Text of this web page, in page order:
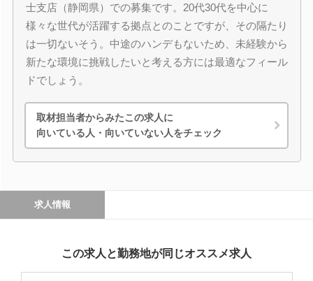
士支店（静岡県）での募集です。20代30代を中心に
様々な世代が活躍する拠点とのことですが、その隔たり
は一切ないそう。中途のハンデもないため、未経験から
新たな環境に挑戦したいと考える方には最適なフィール
ドでしょう。
取材担当者からみたこの求人に
向いている人・向いていない人をチェック
求人情報
この求人と勤務地が同じオススメ求人